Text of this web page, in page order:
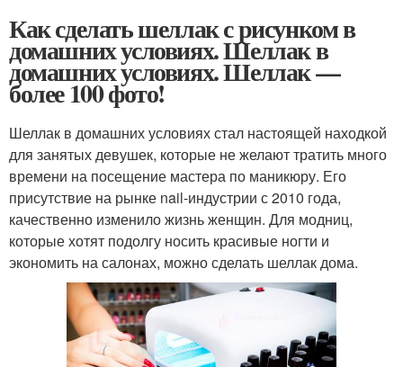
Как сделать шеллак с рисунком в
домашних условиях. Шеллак в
домашних условиях. Шеллак —
более 100 фото!
Шеллак в домашних условиях стал настоящей находкой
для занятых девушек, которые не желают тратить много
времени на посещение мастера по маникюру. Его
присутствие на рынке nail-индустрии с 2010 года,
качественно изменило жизнь женщин. Для модниц,
которые хотят подолгу носить красивые ногти и
экономить на салонах, можно сделать шеллак дома.